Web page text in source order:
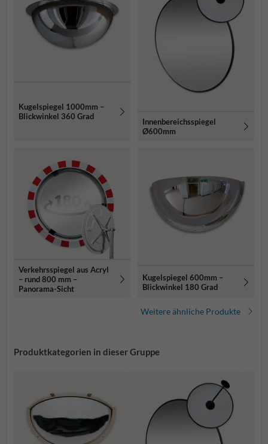
Kugelspiegel 1000mm –
Blickwinkel 360 Grad
Innenbereichsspiegel
Ø600mm
Verkehrsspiegel aus Acryl
– rund 800 mm –
Panorama-Sicht
Kugelspiegel 600mm –
Blickwinkel 180 Grad
Weitere ähnliche Produkte
Produktkategorien in dieser Gruppe